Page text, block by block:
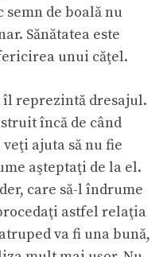
de boală nu
Sănătatea este
unui căţel.
reprezintă dresajul.
încă de când
ajuta să nu fie
aşteptaţi de la el.
care să-l îndrume
astfel relaţia
va fi una bună,